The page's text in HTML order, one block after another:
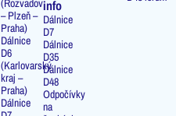
(Rozvadov
– Plzeň –
Praha)
Dálnice
D6
(Karlovarský
kraj –
Praha)
Dálnice
info
Dálnice
D7
Dálnice
D35
Dálnice
D48
Odpočívky
na